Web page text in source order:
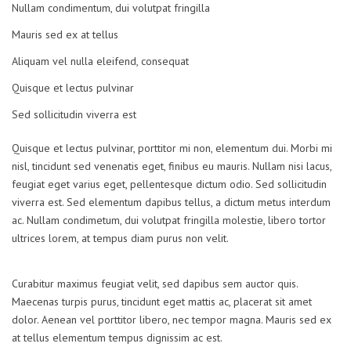
Nullam condimentum, dui volutpat fringilla
Mauris sed ex at tellus
Aliquam vel nulla eleifend, consequat
Quisque et lectus pulvinar
Sed sollicitudin viverra est
Quisque et lectus pulvinar, porttitor mi non, elementum dui. Morbi mi
nisl, tincidunt sed venenatis eget, finibus eu mauris. Nullam nisi lacus,
feugiat eget varius eget, pellentesque dictum odio. Sed sollicitudin
viverra est. Sed elementum dapibus tellus, a dictum metus interdum
ac. Nullam condimetum, dui volutpat fringilla molestie, libero tortor
ultrices lorem, at tempus diam purus non velit.
Curabitur maximus feugiat velit, sed dapibus sem auctor quis.
Maecenas turpis purus, tincidunt eget mattis ac, placerat sit amet
dolor. Aenean vel porttitor libero, nec tempor magna. Mauris sed ex
at tellus elementum tempus dignissim ac est.